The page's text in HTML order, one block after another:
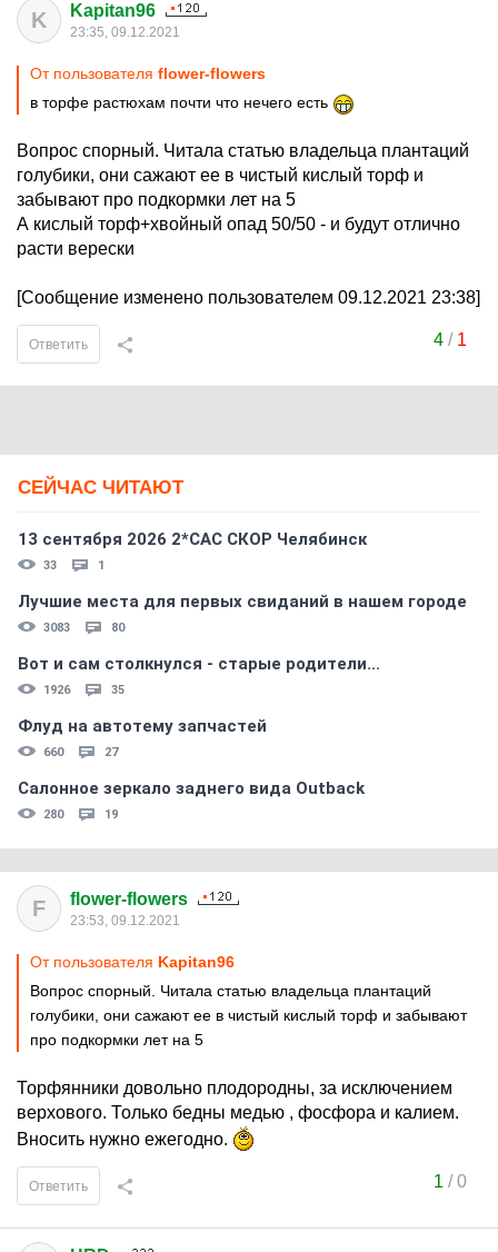
K Kapitan96
23:35, 09.12.2021
От пользователя flower-flowers
в торфе растюхам почти что нечего есть
Вопрос спорный. Читала статью владельца плантаций
голубики, они сажают ее в чистый кислый торф и
забывают про подкормки лет на 5
А кислый торф+хвойный опад 50/50 - и будут отлично
расти верески
[Сообщение изменено пользователем 09.12.2021 23:38]
4/ 1
Ответить
СЕЙЧАС ЧИТАЮТ
13 сентября 2026 2*CAC СКОР Челябинск
33 1
Лучшие места для первых свиданий в нашем городе
3083 80
Вот и сам столкнулся - старые родители...
1926 35
Флуд на автотему запчастей
660 27
Салонное зеркало заднего вида Outback
280 19
F flower-flowers
23:53, 09.12.2021
От пользователя Kapitan96
Вопрос спорный. Читала статью владельца плантаций
голубики, они сажают ее в чистый кислый торф и забывают
про подкормки лет на 5
Торфянники довольно плодородны, за исключением
верхового. Только бедны медью , фосфора и калием.
Вносить нужно ежегодно.
1 /0
Ответить